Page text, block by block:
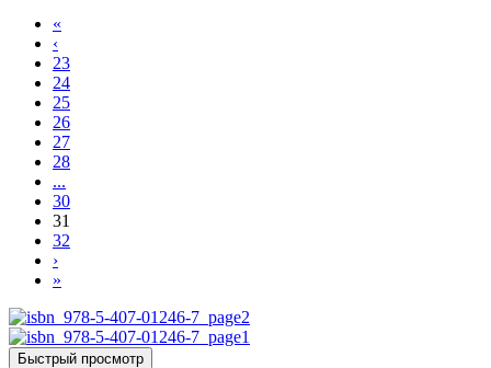
«
‹
23
24
25
26
27
28
...
30
31
32
›
»
Быстрый просмотр